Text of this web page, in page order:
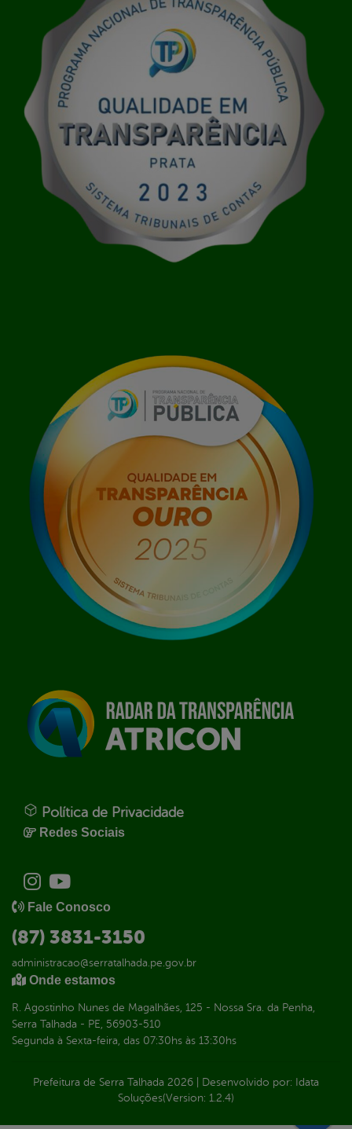
Política de Privacidade
Redes Sociais
Fale Conosco
(87) 3831-3150
administracao@serratalhada.pe.gov.br
Onde estamos
R. Agostinho Nunes de Magalhães, 125 - Nossa Sra. da Penha,
Serra Talhada - PE, 56903-510
Segunda à Sexta-feira, das 07:30hs às 13:30hs
Prefeitura de Serra Talhada 2026 Desenvolvido por: Idata
Soluções(Version: 1.2.4)